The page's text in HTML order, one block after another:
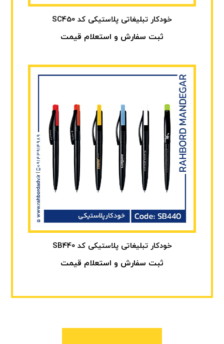
خودکار تبلیغاتی پلاستیکی کد SC450
ثبت سفارش و استعلام قیمت
خودکار تبلیغاتی پلاستیکی کد SB440
ثبت سفارش و استعلام قیمت